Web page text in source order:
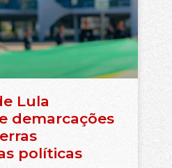
Lula
demarcações
políticas